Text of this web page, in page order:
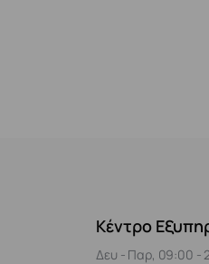
Κέντρο
Δευ - Παρ, 09:00 -